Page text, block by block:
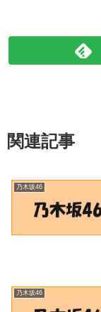
関連記事
乃木坂46
乃木坂46